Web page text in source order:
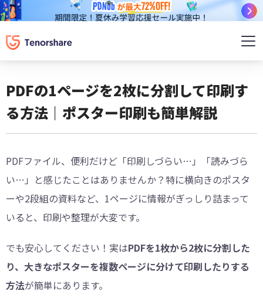
PDFの1ページを2枚に分割して印刷す
る方法｜ポスター印刷も簡単解説
PDFファイル、便利だけど「印刷しづらい…」「読みづら
い…」と感じたことはありませんか？特に横向きのポスタ
ーや2段組の資料など、1ページに情報がぎっしり詰まって
いると、印刷や整理が大変です。
でも安心してください！実はPDFを1枚から2枚に分割した
り、大きなポスターを複数ページに分けて印刷したりする
方法が簡単にあります。